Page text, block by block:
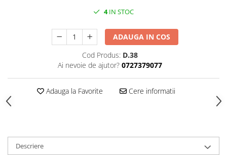
4IN STOC
ADAUGA IN COS
Cod Produs: D.38
Ai nevoie de ajutor? 0727379077
Adauga la Favorite Cere informatii
Descriere